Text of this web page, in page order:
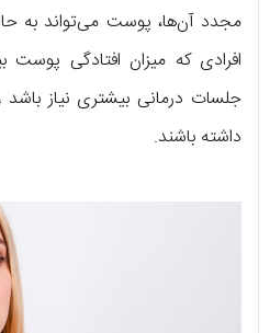
مجدد آن‌ها، پوست می‌تواند به
افرادی که میزان افتادگی
جلسات درمانی بیشتری نیاز باشد
داشته باشند.